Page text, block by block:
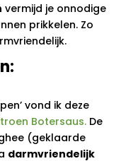
vermijd je onnodige
prikkelen. Zo
vond ik deze
Botersaus.De
(geklaarde
darmvriendelijk